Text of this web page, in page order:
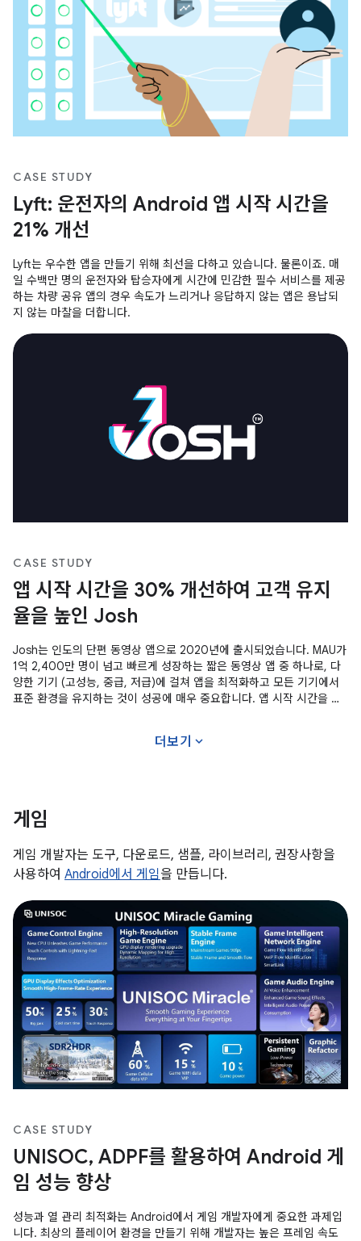
CASE STUDY
Lyft: 운전자의 Android 앱 시작 시간을
21% 개선
Lyft는 우수한 앱을 만들기 위해 최선을 다하고 있습니다. 물론이죠. 매
일 수백만 명의 운전자와 탑승자에게 시간에 민감한 필수 서비스를 제공
하는 차량 공유 앱의 경우 속도가 느리거나 응답하지 않는 앱은 용납되
지 않는 마찰을 더합니다.
CASE STUDY
앱 시작 시간을 30% 개선하여 고객 유지
율을 높인 Josh
Josh는 인도의 단편 동영상 앱으로 2020년에 출시되었습니다. MAU가
1억 2,400만 명이 넘고 빠르게 성장하는 짧은 동영상 앱 중 하나로, 다
양한 기기 (고성능, 중급, 저급)에 걸쳐 앱을 최적화하고 모든 기기에서
표준 환경을 유지하는 것이 성공에 매우 중요합니다. 앱 시작 시간을 줄
더보기 expand_more
게임
게임 개발자는 도구, 다운로드, 샘플, 라이브러리, 권장사항을
사용하여 Android에서 게임을 만듭니다.
CASE STUDY
UNISOC, ADPF를 활용하여 Android 게
임 성능 향상
성능과 열 관리 최적화는 Android에서 게임 개발자에게 중요한 과제입
니다. 최상의 플레이어 환경을 만들기 위해 개발자는 높은 프레임 속도